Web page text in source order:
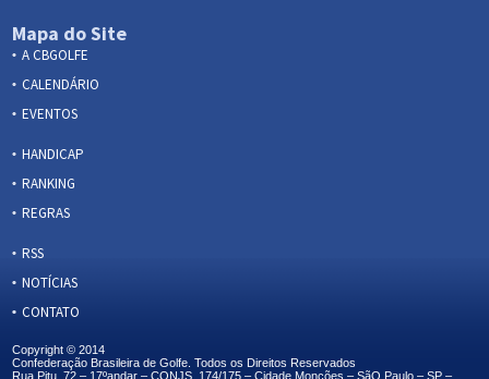
Mapa do Site
A CBGOLFE
CALENDÁRIO
EVENTOS
HANDICAP
RANKING
REGRAS
RSS
NOTÍCIAS
CONTATO
Copyright © 2014
Confederação Brasileira de Golfe. Todos os Direitos Reservados
Rua Pitu, 72 – 17ºandar – CONJS. 174/175 – Cidade Monções – SãO Paulo – SP –